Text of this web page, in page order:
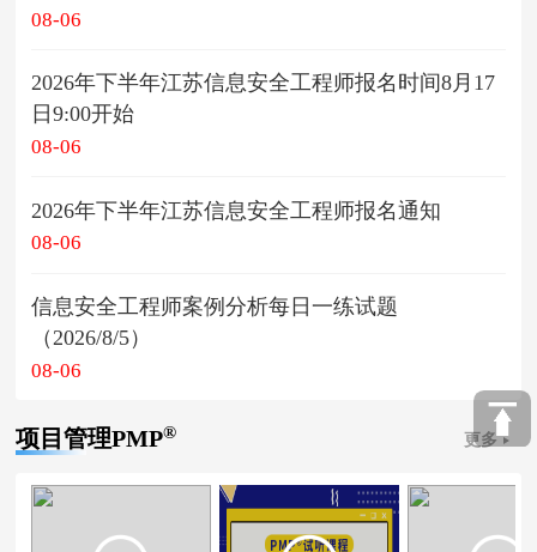
08-06
2026年下半年江苏信息安全工程师报名时间8月17
日9:00开始
08-06
2026年下半年江苏信息安全工程师报名通知
08-06
信息安全工程师案例分析每日一练试题
（2026/8/5）
08-06
项目管理PMP® 更多